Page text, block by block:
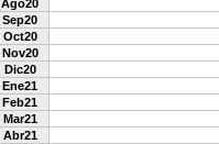
Ago20
Sep20
Oct20
Nov20
Dic20
Ene21
Feb21
Mar21
Abr21